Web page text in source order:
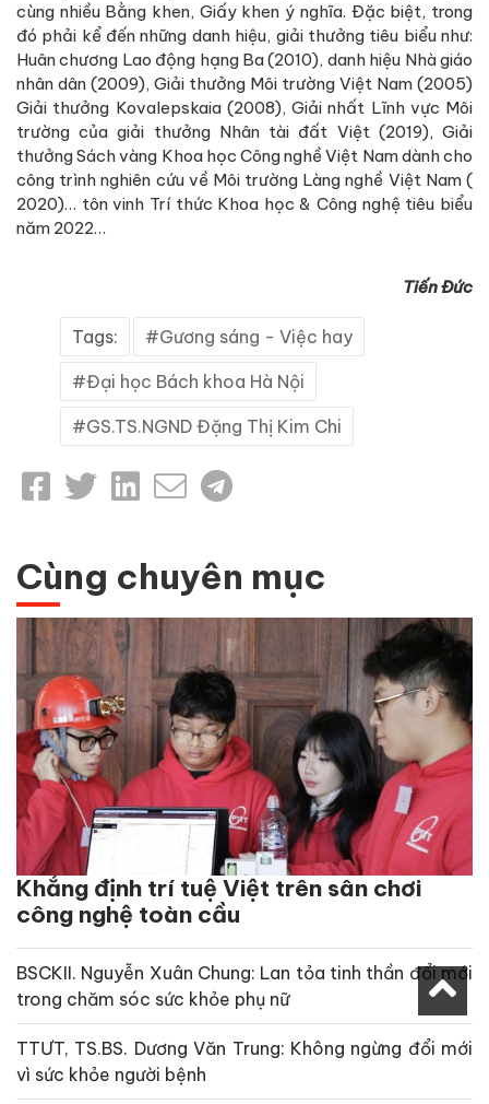
cùng nhiều Bằng khen, Giấy khen ý nghĩa. Đặc biệt, trong
đó phải kể đến những danh hiệu, giải thưởng tiêu biểu như:
Huân chương Lao động hạng Ba (2010), danh hiệu Nhà giáo
nhân dân (2009), Giải thưởng Môi trường Việt Nam (2005)
Giải thưởng Kovalepskaia (2008), Giải nhất Lĩnh vực Môi
trường của giải thưởng Nhân tài đất Việt (2019), Giải
thưởng Sách vàng Khoa học Công nghề Việt Nam dành cho
công trình nghiên cứu về Môi trường Làng nghề Việt Nam (
2020)… tôn vinh Trí thức Khoa học & Công nghệ tiêu biểu
năm 2022…
Tiến Đức
Tags: Gương sáng - Việc hay
Đại học Bách khoa Hà Nội
GS.TS.NGND Đặng Thị Kim Chi
Cùng chuyên mục
Khẳng định trí tuệ Việt trên sân chơi
công nghệ toàn cầu
BSCKII. Nguyễn Xuân Chung: Lan tỏa tinh thần đổi mới
trong chăm sóc sức khỏe phụ nữ
TTƯT, TS.BS. Dương Văn Trung: Không ngừng đổi mới
vì sức khỏe người bệnh